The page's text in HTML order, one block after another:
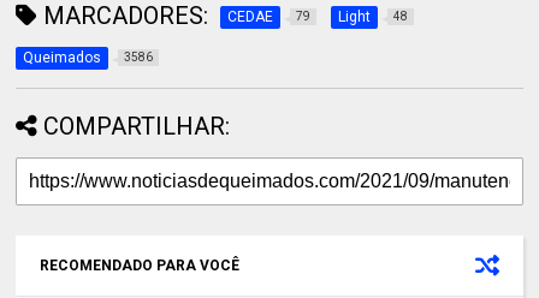
MARCADORES: CEDAE 79 Light 48
Queimados 3586
COMPARTILHAR:
RECOMENDADO PARA VOCÊ